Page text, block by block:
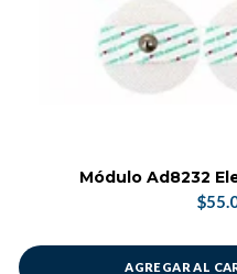
Módulo Ad8232
AGREGAR AL